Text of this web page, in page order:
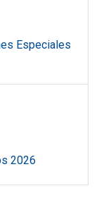
Especiales
2026